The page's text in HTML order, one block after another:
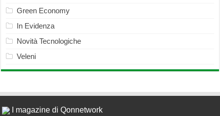
Green Economy
In Evidenza
Novità Tecnologiche
Veleni
I magazine di Qonnetwork